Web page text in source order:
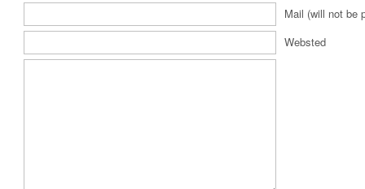
Mail (will not be
Websted